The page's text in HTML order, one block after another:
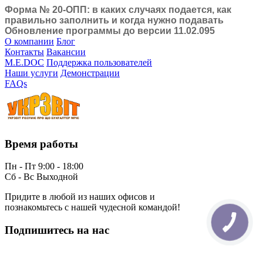
Форма № 20-ОПП: в каких случаях подается, как
правильно заполнить и когда нужно подавать
Обновление программы до версии 11.02.095
О компании Блог
Контакты Вакансии
M.E.DOC Поддержка пользователей
Наши услуги Демонстрации
FAQs
Время работы
Пн - Пт 9:00 - 18:00
Сб - Вс Выходной
Придите в любой из наших офисов и
познакомьтесь с нашей чудесной командой!
Подпишитесь на нас
КНОПКА
СВЯЗИ